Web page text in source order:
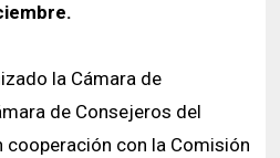
la Cámara de
de Consejeros del
cooperación con la Comisión